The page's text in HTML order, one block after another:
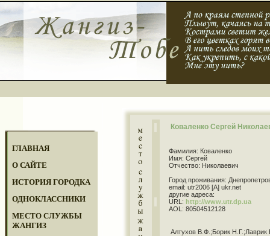
ГЛАВНАЯ
О САЙТЕ
ИСТОРИЯ ГОРОДКА
ОДНОКЛАССНИКИ
МЕСТО СЛУЖБЫ
ЖАНГИЗ
Коваленко Сергей
Фамилия: Коваленко
Имя: Сергей
Отчество: Николаевич
Город проживания:
email: utr2006 [A] ukr.net
другие адреса:
URL: http://www.utr.dp.ua
AOL: 80504512128
Алтухов В.Ф.;Борик